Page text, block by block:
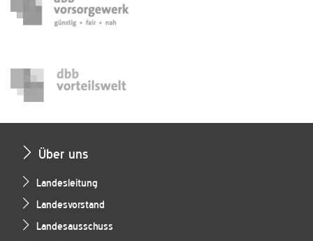
Über uns
Landesleitung
Landesvorstand
Landesausschuss